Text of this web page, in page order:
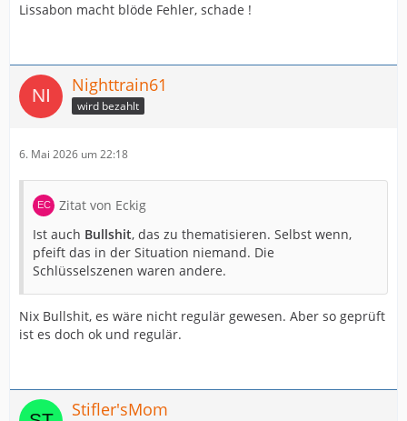
Lissabon macht blöde Fehler, schade !
Nighttrain61
wird bezahlt
6. Mai 2026 um 22:18
Zitat von Eckig
Ist auch Bullshit, das zu thematisieren. Selbst wenn,
pfeift das in der Situation niemand. Die
Schlüsselszenen waren andere.
Nix Bullshit, es wäre nicht regulär gewesen. Aber so geprüft
ist es doch ok und regulär.
Stifler'sMom